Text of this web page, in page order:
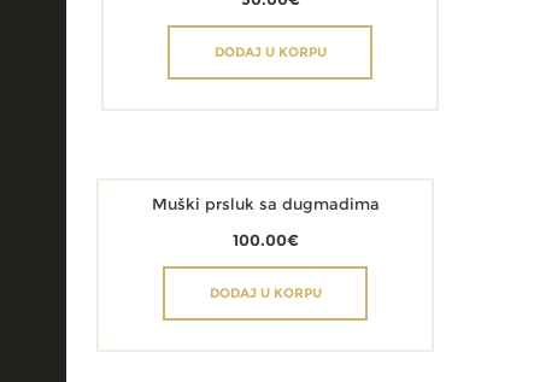
DODAJ U KORPU
Muški prsluk sa dugmadima
100.00€
DODAJ U KORPU